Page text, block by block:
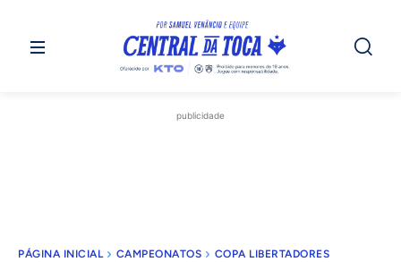
publicidade
PÁGINA INICIAL CAMPEONATOS COPA LIBERTADORES